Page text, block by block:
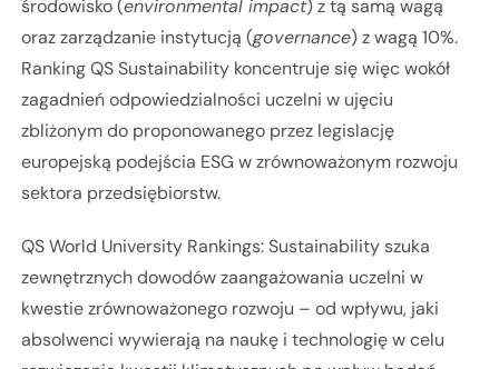
środowisko (environmental impact) z tą samą wagą
oraz zarządzanie instytucją (governance) z wagą 10%.
Ranking QS Sustainability koncentruje się więc wokół
zagadnień odpowiedzialności uczelni w ujęciu
zbliżonym do proponowanego przez legislację
europejską podejścia ESG w zrównoważonym rozwoju
sektora przedsiębiorstw.
QS World University Rankings: Sustainability szuka
zewnętrznych dowodów zaangażowania uczelni w
kwestie zrównoważonego rozwoju – od wpływu, jaki
absolwenci wywierają na naukę i technologię w celu